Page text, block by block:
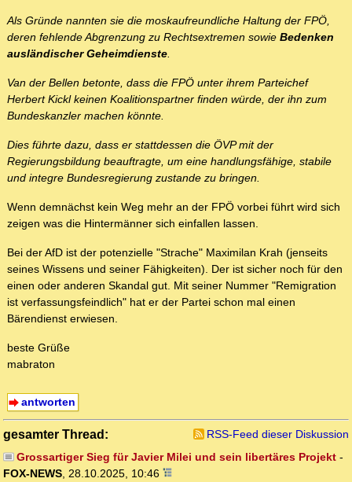
Als Gründe nannten sie die moskaufreundliche Haltung der FPÖ,
deren fehlende Abgrenzung zu Rechtsextremen sowie Bedenken
ausländischer Geheimdienste.
Van der Bellen betonte, dass die FPÖ unter ihrem Parteichef
Herbert Kickl keinen Koalitionspartner finden würde, der ihn zum
Bundeskanzler machen könnte.
Dies führte dazu, dass er stattdessen die ÖVP mit der
Regierungsbildung beauftragte, um eine handlungsfähige, stabile
und integre Bundesregierung zustande zu bringen.
Wenn demnächst kein Weg mehr an der FPÖ vorbei führt wird sich
zeigen was die Hintermänner sich einfallen lassen.
Bei der AfD ist der potenzielle "Strache" Maximilan Krah (jenseits
seines Wissens und seiner Fähigkeiten). Der ist sicher noch für den
einen oder anderen Skandal gut. Mit seiner Nummer "Remigration
ist verfassungsfeindlich" hat er der Partei schon mal einen
Bärendienst erwiesen.
beste Grüße
mabraton
antworten
gesamter Thread:
RSS-Feed dieser Diskussion
Grossartiger Sieg für Javier Milei und sein libertäres Projekt-
FOX-NEWS, 28.10.2025, 10:46